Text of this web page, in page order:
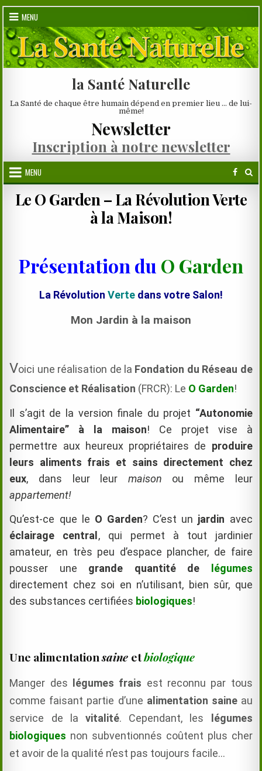
Skip
content
MENU
la Santé Naturelle
La Santé de chaque être humain dépend en premier lieu … de lui-
même!
Newsletter
Inscription à notre newsletter
MENU
Le O Garden – La Révolution Verte
à la Maison!
Présentation du O Garden
La Révolution Verte dans votre Salon!
Mon Jardin à la maison
Voici une réalisation de la Fondation du Réseau de
Conscience et Réalisation (FRCR): Le O Garden!
Il s’agit de la version finale du projet “Autonomie
Alimentaire”
à la maison! Ce projet vise à
permettre aux heureux propriétaires de produire
leurs aliments frais et sains directement chez
eux, dans leurleur maison ou même leur
appartement!
Qu’est-ce que le O Garden? C’est un jardin avec
éclairage central , qui permet à tout jardinier
amateur, en très peu d’espace plancher, de faire
pousser une grande quantité de
légumes
directement chez soi en n’utilisant, bien sûr, que
des substances certifiées biologiques!
Une alimentationsaine etbiologique
Manger des légumes frais est reconnu par tous
comme faisant partie d’une alimentation saineau
service de la vitalité. Cependant, les
légumes
biologiques non subventionnés coûtent plus cher
et avoir de la qualité n’est pas toujours facile…